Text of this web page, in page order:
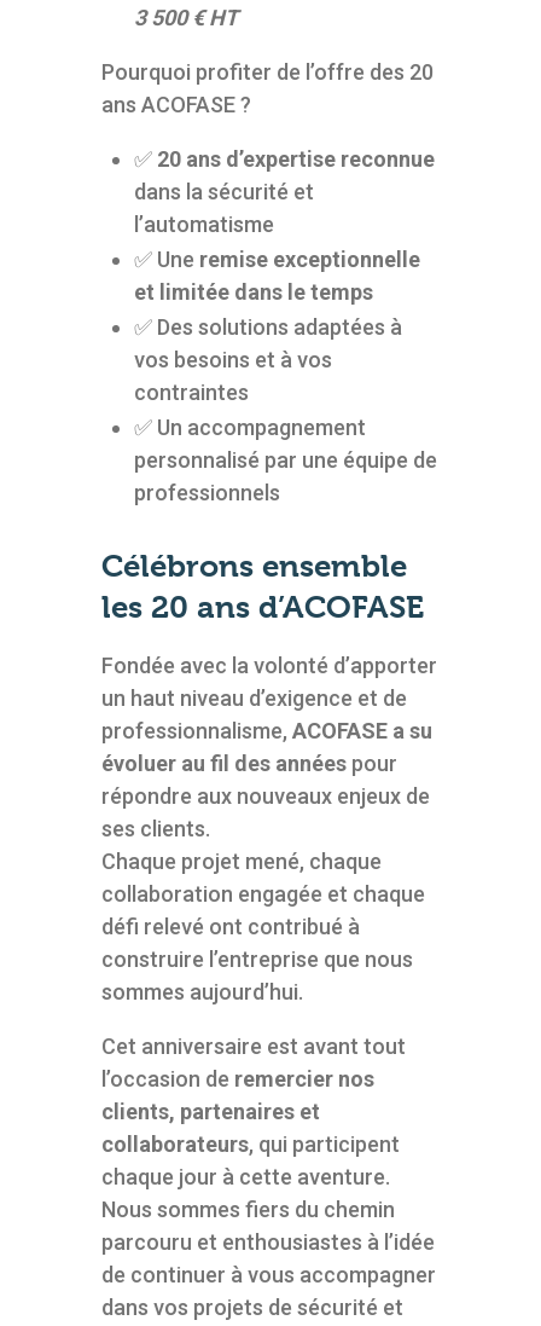
3 500 € HT
Pourquoi profiter de l’offre des 20
ans ACOFASE ?
✅ 20 ans d’expertise reconnue
dans la sécurité et
l’automatisme
✅ Une remise exceptionnelle
et limitée dans le temps
✅ Des solutions adaptées à
vos besoins et à vos
contraintes
✅ Un accompagnement
personnalisé par une équipe de
professionnels
Célébrons ensemble
les 20 ans d’ACOFASE
Fondée avec la volonté d’apporter
un haut niveau d’exigence et de
professionnalisme, ACOFASE a su
évoluer au fil des années pour
répondre aux nouveaux enjeux de
ses clients.
Chaque projet mené, chaque
collaboration engagée et chaque
défi relevé ont contribué à
construire l’entreprise que nous
sommes aujourd’hui.
Cet anniversaire est avant tout
l’occasion de remercier nos
clients, partenaires et
collaborateurs, qui participent
chaque jour à cette aventure.
Nous sommes fiers du chemin
parcouru et enthousiastes à l’idée
de continuer à vous accompagner
dans vos projets de sécurité et